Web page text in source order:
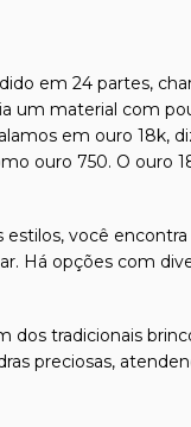
em 24 partes,
material com
em ouro 18k,
ouro 750. O ouro
você
Há opções com
dos tradicionais
preciosas,